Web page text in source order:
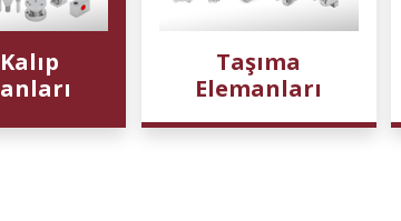
Taşıma
Elemanları